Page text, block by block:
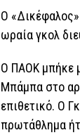
Ο
ωραία γκολ
Ο ΠΑΟΚ μπήκε
Μπάμπα στο
επιθετικό. Ο
πρωτάθλημα